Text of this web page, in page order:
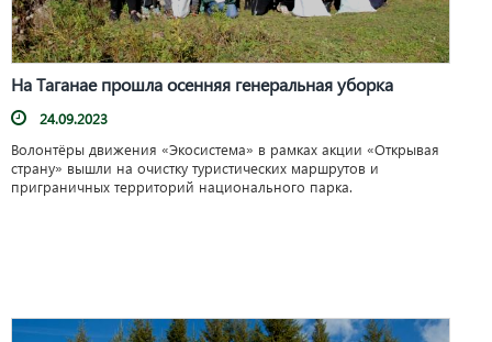
На Таганае прошла осенняя генеральная уборка
24.09.2023
Волонтёры движения «Экосистема» в рамках акции «Открывая
страну» вышли на очистку туристических маршрутов и
приграничных территорий национального парка.